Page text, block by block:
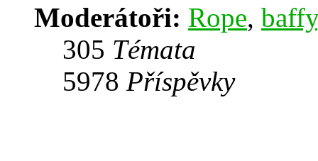
Moderátoři: Rope, baffy
305 Témata
5978 Příspěvky